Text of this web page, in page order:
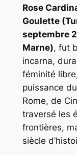
Rose
Goulette
septembre
Marne), fut
incarna,
féminité
puissance
Rome, de
traversé les
frontières,
siècle